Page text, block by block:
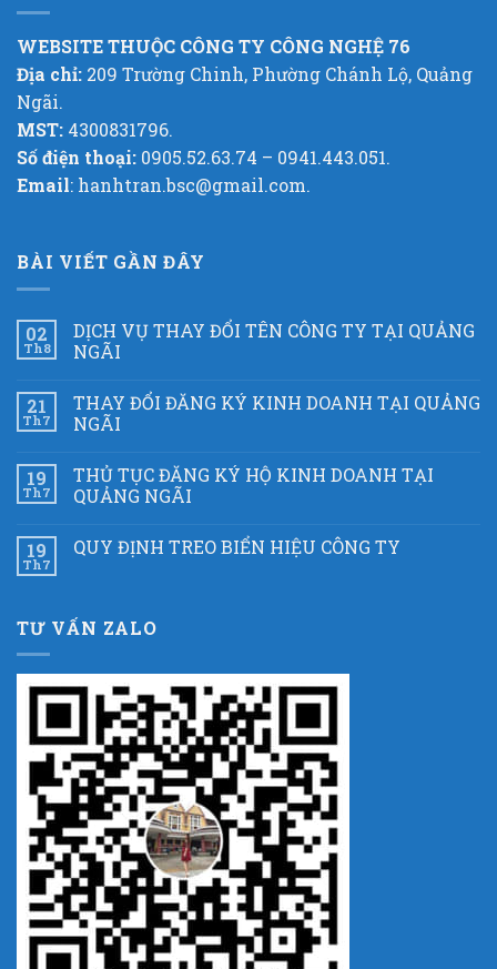
WEBSITE THUỘC CÔNG TY CÔNG NGHỆ 76
Địa chỉ: 209 Trường Chinh, Phường Chánh Lộ, Quảng
Ngãi.
MST: 4300831796.
Số điện thoại: 0905.52.63.74 – 0941.443.051.
Email: hanhtran.bsc@gmail.com.
BÀI VIẾT GẦN ĐÂY
02
Th8
DỊCH VỤ THAY ĐỔI TÊN CÔNG TY TẠI QUẢNG
NGÃI
21
Th7
THAY ĐỔI ĐĂNG KÝ KINH DOANH TẠI QUẢNG
NGÃI
19
Th7
THỦ TỤC ĐĂNG KÝ HỘ KINH DOANH TẠI
QUẢNG NGÃI
19
Th7
QUY ĐỊNH TREO BIỂN HIỆU CÔNG TY
TƯ VẤN ZALO